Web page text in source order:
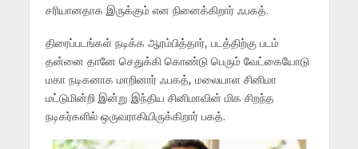
சரியானதாக இருக்கும் என நினைக்கிறார் ஃபகத்.
திரைப்படங்கள் நடிக்க ஆரம்பித்தார், படத்திற்கு படம்
தன்னை தானே செதுக்கி கொண்டு பெரும் வேட்கையோடு
மகா நடிகனாக மாறினார் ஃபகத், மலையாள சினிமா
மட்டுமின்றி இன்று இந்திய சினிமாவின் மிக சிறந்த
நடிகர்களில் ஒருவராகியிருக்கிறார் பகத்.